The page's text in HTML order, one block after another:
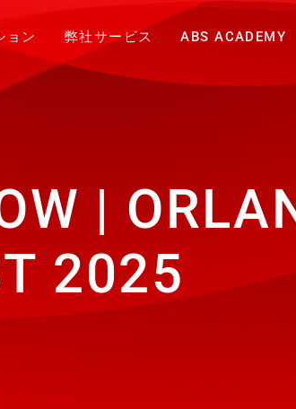
ョン 弊社サービス ABS ACADEMY
|
2025